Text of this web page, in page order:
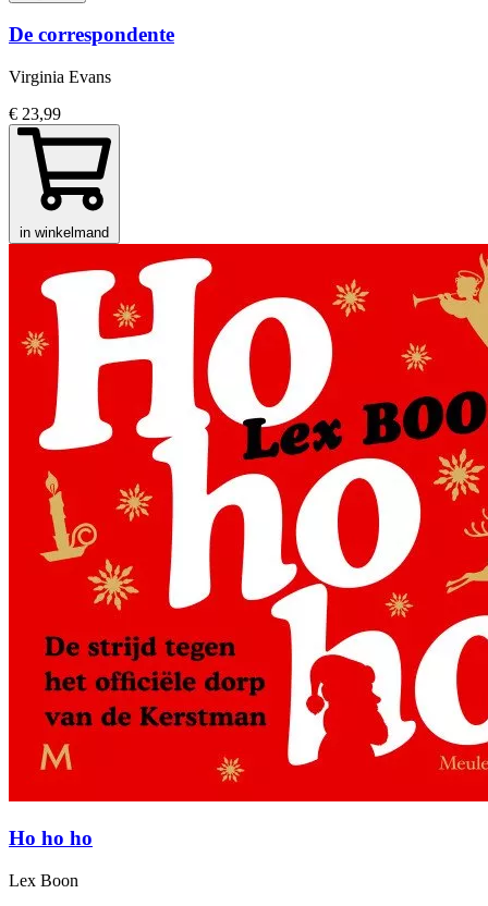
De correspondente
Virginia Evans
€ 23,99
in winkelmand
Ho ho ho
Lex Boon